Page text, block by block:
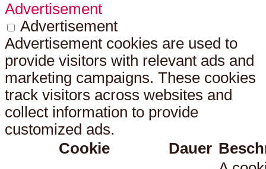
Advertisement
Advertisement
Advertisement cookies are used to
provide visitors with relevant ads and
marketing campaigns. These cookies
track visitors across websites and
collect information to provide
customized ads.
Cookie
Dauer